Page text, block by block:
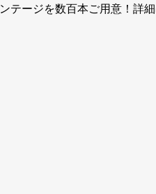
テージを数百本ご用意！詳